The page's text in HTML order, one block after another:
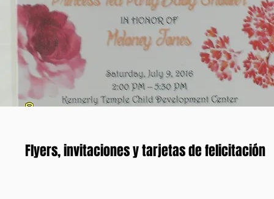
Flyers, invitaciones y tarjetas de felicitación